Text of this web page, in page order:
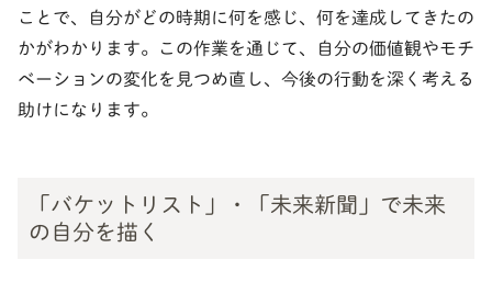
ことで、自分がどの時期に何を感じ、何を達成してきたの
かがわかります。この作業を通じて、自分の価値観やモチ
ベーションの変化を見つめ直し、今後の行動を深く考える
助けになります。
「バケットリスト」・「未来新聞」で未来
の自分を描く